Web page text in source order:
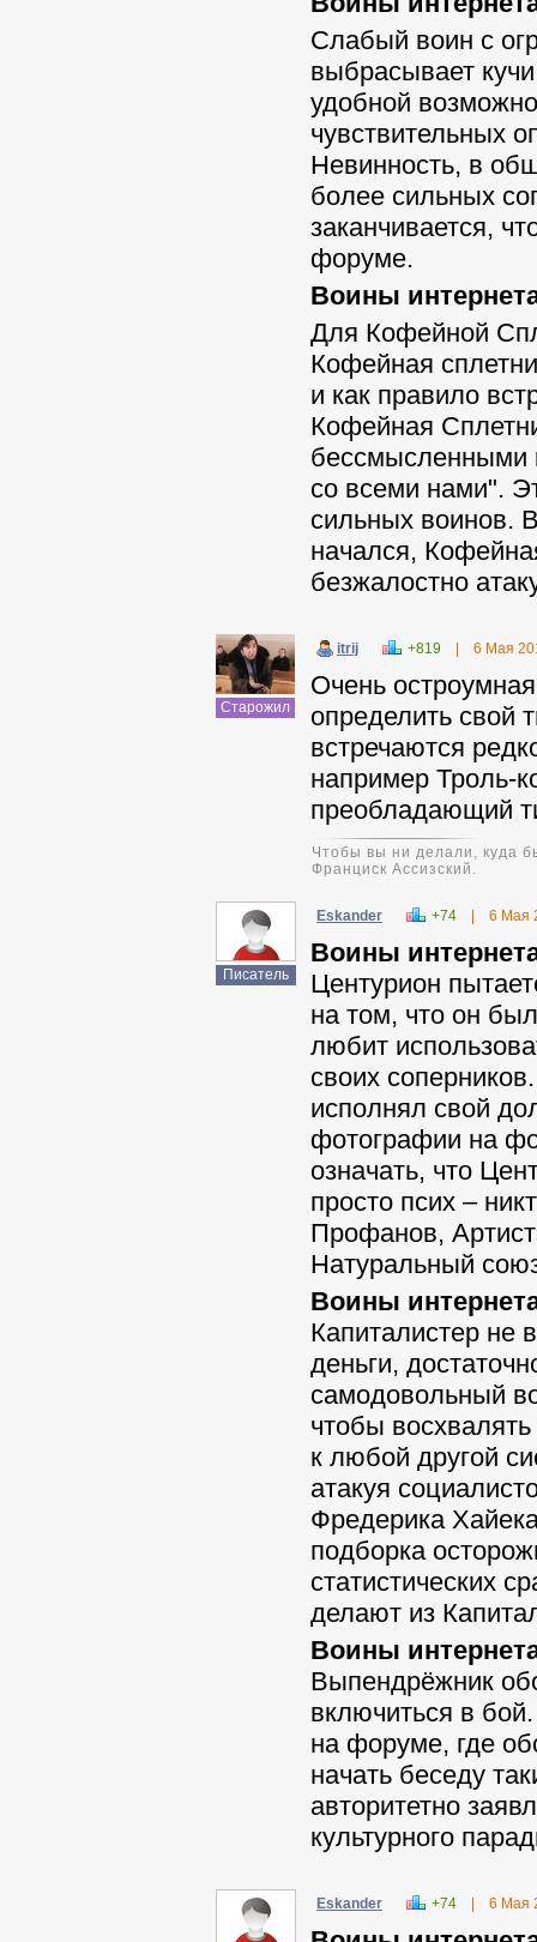
Слабый воин с
выбрасывает
удобной
чувствительных
Невинность, в
более сильных
заканчивается,
форуме.
Воины
Для Кофейной
Кофейная
и как правило
Кофейная
бессмысленными
со всеми нами".
сильных воинов.
начался,
безжалостно
Старожил
itrij +819 6 Мая
Очень
определить свой
встречаются
например Троль-
преобладающий
Чтобы вы ни делали, куда
Франциск Ассизский.
Писатель
Eskander +74 6 Мая
Воины
Центурион
на том, что он
любит
своих
исполнял свой
фотографии на
означать, что
просто псих –
Профанов,
Натуральный
Воины
Капиталистер не
деньги,
самодовольный
чтобы
к любой другой
атакуя
Фредерика
подборка
статистических
делают из
Воины
Выпендрёжник
включиться в
на форуме, где
начать беседу
авторитетно
культурного
Eskander +74 6 Мая